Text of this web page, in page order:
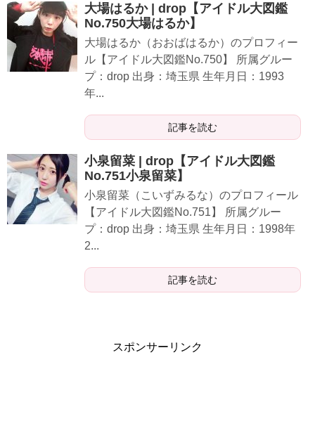
大場はるか | drop【アイドル大図鑑
No.750大場はるか】
大場はるか（おおばはるか）のプロフィー
ル【アイドル大図鑑No.750】 所属グルー
プ：drop 出身：埼玉県 生年月日：1993
年...
記事を読む
小泉留菜 | drop【アイドル大図鑑
No.751小泉留菜】
小泉留菜（こいずみるな）のプロフィール
【アイドル大図鑑No.751】 所属グルー
プ：drop 出身：埼玉県 生年月日：1998年
2...
記事を読む
スポンサーリンク